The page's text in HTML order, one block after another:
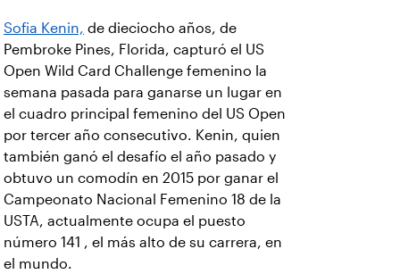
Sofia Kenin, de dieciocho años, de
Pembroke Pines, Florida, capturó el US
Open Wild Card Challenge femenino la
semana pasada para ganarse un lugar en
el cuadro principal femenino del US Open
por tercer año consecutivo. Kenin, quien
también ganó el desafío el año pasado y
obtuvo un comodín en 2015 por ganar el
Campeonato Nacional Femenino 18 de la
USTA, actualmente ocupa el puesto
número 141 , el más alto de su carrera, en
el mundo.